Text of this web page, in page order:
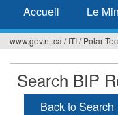
Accueil Le
Vous
êtes
ici
www.gov.nt.ca / ITI/ Polar
Search BIP
Back to Search